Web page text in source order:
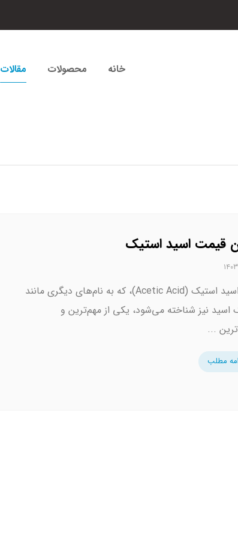
خانه محصولات مقالات
قیمت اسید استیک
مقدمه اسید استیک (Acetic Acid)، که به نام‌های دیگری مانند
اسید نیز شناخته می‌شود، یکی از مهم‌ترین و
...
مطلب